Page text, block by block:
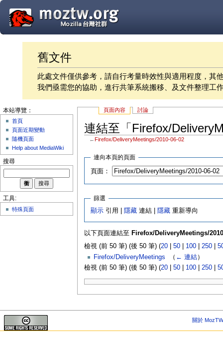
舊文件
此處文件僅供參考，請自行考量時效性與適用程度，其
我們亟需您的協助，進行共筆系統搬移、及文件整理工
頁面內容 討論
連結至「Firefox/
← Firefox/DeliveryMeetings/2010-06-02
連向本頁的頁面
頁面：
篩選
顯示 引用 | 隱藏 連結 | 隱藏 重新導向
以下頁面連結至 Firefox/DeliveryMeetings/
檢視 (前 50 筆) (後 50 筆) (20| 50| 100| 250|
Firefox/DeliveryMeetings
（ ← 連結）
檢視 (前 50 筆) (後 50 筆) (20| 50| 100| 250|
本站導覽：
首頁
頁面近期變動
隨機頁面
Help about MediaWiki
搜尋
工具:
特殊頁面
關於